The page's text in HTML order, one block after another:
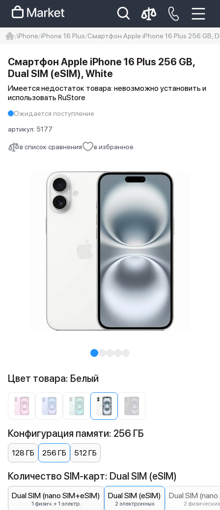
Iphone 14 pro max
айфон 14
iPhone iPhone 16 Plus Смартфон Apple iPhone 16 Plus 256 GB,
в список сравнения в избранное
Смартфон Apple iPhone 16 Plus 256 GB,
Dual SIM (eSIM), White
Имеется недостаток товара: невозможно установить и
использовать RuStore
Ожидается поступление
артикул: 5177
Цвет товара: Белый
Конфигурация памяти: 256 ГБ
128 ГБ 256 ГБ 512 ГБ
Количество SIM-карт: Dual SIM (eSIM)
Dual SIM (nano SIM+eSIM)
1 физич. + 1 электр.
Dual SIM (eSIM)
2 электронных
Dual SIM
2 физических